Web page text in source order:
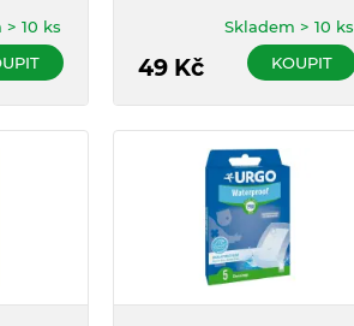
který
mm, 6
8
10 ks
49 Kč
Skladem > 10 ks
KOUPIT